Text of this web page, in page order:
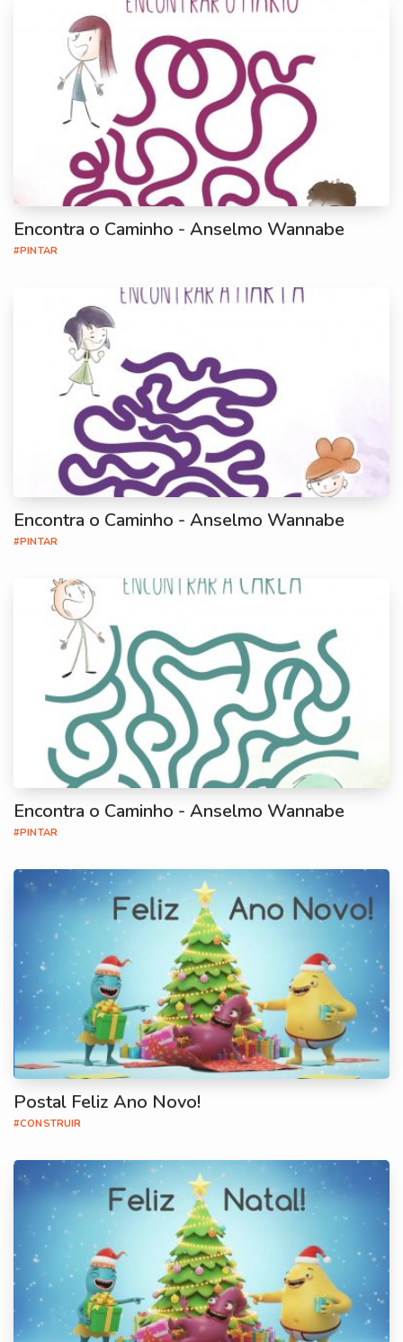
Encontra o Caminho - Anselmo Wannabe
#PINTAR
Encontra o Caminho - Anselmo Wannabe
#PINTAR
Encontra o Caminho - Anselmo Wannabe
#PINTAR
Postal Feliz Ano Novo!
#CONSTRUIR